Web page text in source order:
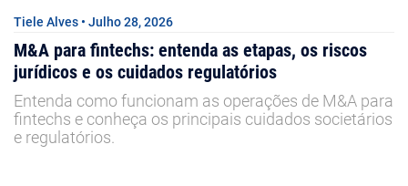
Tiele Alves • Julho 28, 2026
M&A para fintechs: entenda as etapas, os riscos
jurídicos e os cuidados regulatórios
Entenda como funcionam as operações de M&A para
fintechs e conheça os principais cuidados societários
e regulatórios.